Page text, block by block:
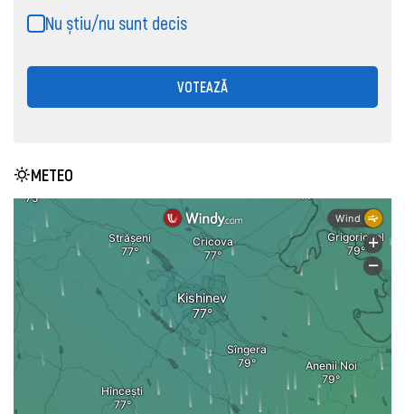
Nu știu/nu sunt decis
VOTEAZĂ
METEO